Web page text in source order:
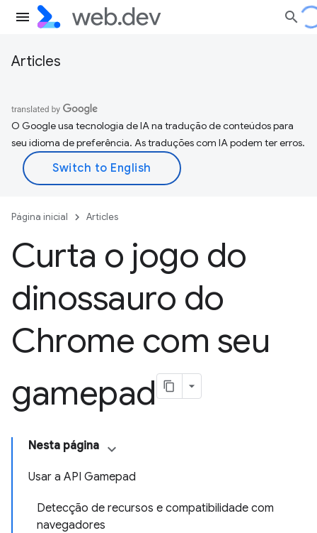
Articles
O Google usa tecnologia de IA na tradução de conteúdos para
seu idioma de preferência. As traduções com IA podem ter erros.
Página inicial Articles
Curta o jogo do
dinossauro do
Chrome com seu
gamepad
Nesta página
Usar a API Gamepad
Detecção de recursos e compatibilidade com
navegadores